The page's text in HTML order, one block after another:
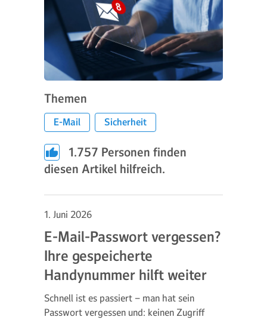
Themen
E-Mail Sicherheit
1.757 Personen finden
diesen Artikel hilfreich.
1. Juni 2026
E-Mail-Passwort vergessen?
Ihre gespeicherte
Handynummer hilft weiter
Schnell ist es passiert – man hat sein
Passwort vergessen und: keinen Zugriff